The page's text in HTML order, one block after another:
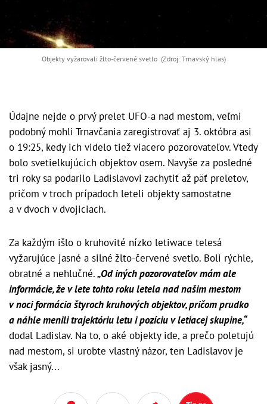
Objekty vyžarovali žlto-červené svetlo (Zdroj: Trnavský hlas)
Údajne nejde o prvý prelet UFO-a nad mestom, veľmi
podobný mohli Trnavčania zaregistrovať aj 3. októbra asi
o 19:25, kedy ich videlo tiež viacero pozorovateľov. Vtedy
bolo svetielkujúcich objektov osem. Navyše za posledné
tri roky sa podarilo Ladislavovi zachytiť až päť preletov,
pričom v troch prípadoch leteli objekty samostatne
a v dvoch v dvojiciach.
Za každým išlo o kruhovité nízko letiwace telesá
vyžarujúce jasné a silné žlto-červené svetlo. Boli rýchle,
obratné a nehlučné.„Od iných pozorovateľov mám ale
informácie, že v lete tohto roku letela nad našim mestom
v noci formácia štyroch kruhových objektov, pričom prudko
a náhle menili trajektóriu letu i pozíciu v letiacej skupine,“
dodal Ladislav. Na to, o aké objekty ide, a prečo poletujú
nad mestom, si urobte vlastný názor, ten Ladislavov je
však jasný...